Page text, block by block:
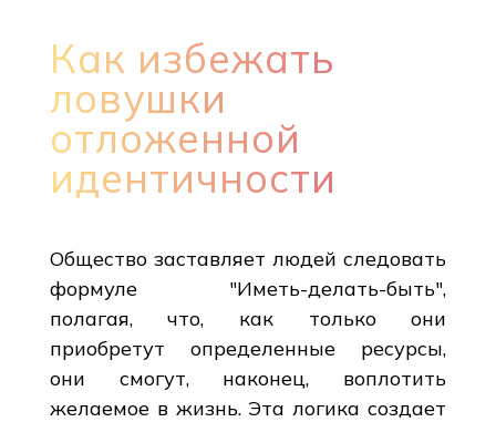
Как избежать
ловушки
отложенной
идентичности
Общество заставляет людей следовать
формуле "Иметь-делать-быть",
полагая, что, как только они
приобретут определенные ресурсы,
они смогут, наконец, воплотить
желаемое в жизнь. Эта логика создает